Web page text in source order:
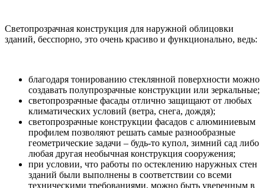
Светопрозрачная конструкция для наружной облицовки
зданий, бесспорно, это очень красиво и функционально, ведь:
благодаря тонированию стеклянной поверхности можно
создавать полупрозрачные конструкции или зеркальные;
светопрозрачные фасады отлично защищают от любых
климатических условий (ветра, снега, дождя);
светопрозрачные конструкции фасадов с алюминиевым
профилем позволяют решать самые разнообразные
геометрические задачи – будь-то купол, зимний сад либо
любая другая необычная конструкция сооружения;
при условии, что работы по остеклению наружных стен
зданий были выполнены в соответствии со всеми
техническими требованиями, можно быть уверенным в